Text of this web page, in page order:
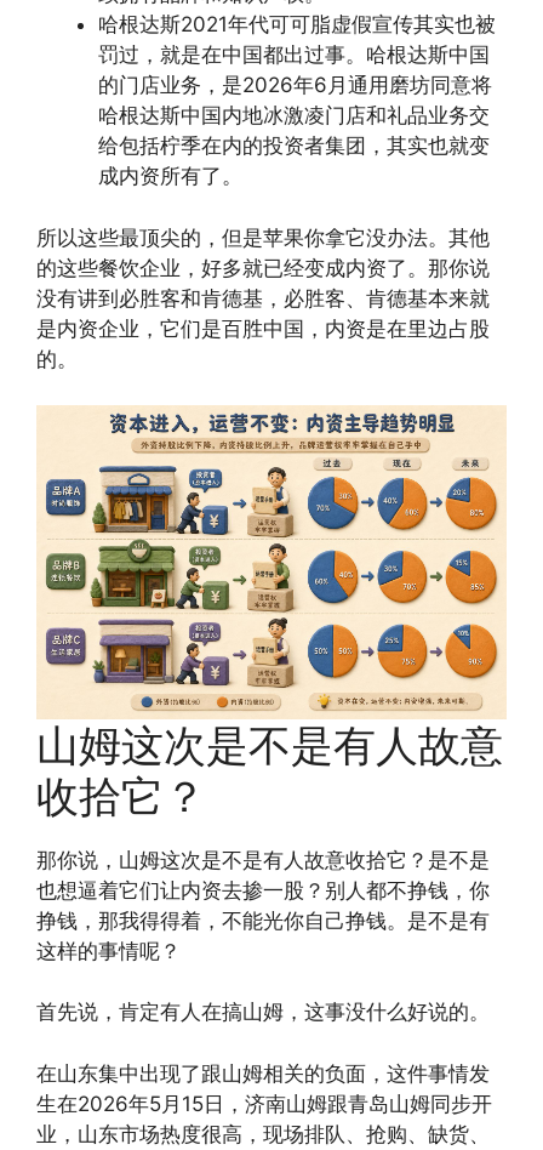
哈根达斯2021年代可可脂虚假宣传其实也被
罚过，就是在中国都出过事。哈根达斯中国
的门店业务，是2026年6月通用磨坊同意将
哈根达斯中国内地冰激凌门店和礼品业务交
给包括柠季在内的投资者集团，其实也就变
成内资所有了。
所以这些最顶尖的，但是苹果你拿它没办法。其他
的这些餐饮企业，好多就已经变成内资了。那你说
没有讲到必胜客和肯德基，必胜客、肯德基本来就
是内资企业，它们是百胜中国，内资是在里边占股
的。
山姆这次是不是有人故意
收拾它？
那你说，山姆这次是不是有人故意收拾它？是不是
也想逼着它们让内资去掺一股？别人都不挣钱，你
挣钱，那我得得着，不能光你自己挣钱。是不是有
这样的事情呢？
首先说，肯定有人在搞山姆，这事没什么好说的。
在山东集中出现了跟山姆相关的负面，这件事情发
生在2026年5月15日，济南山姆跟青岛山姆同步开
业，山东市场热度很高，现场排队、抢购、缺货、